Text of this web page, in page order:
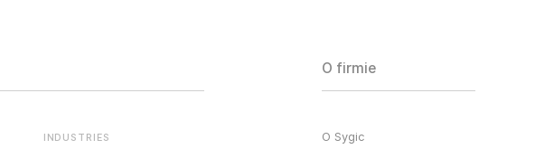
INDUSTRIES
O firmie
O Sygic